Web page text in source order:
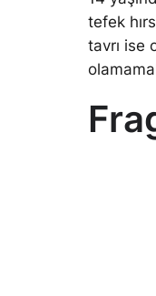
tefek
tavrı ise